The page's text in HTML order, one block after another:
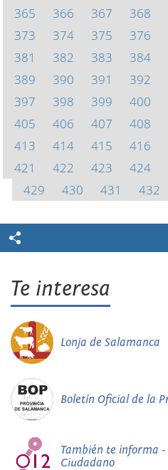
365
366 367 368
373
374 375 376
381
382 383 384
389
390 391 392
397
398 399 400
405
406 407 408
413
414 415 416
421
422 423 424
429
430 431 432
Te interesa
Lonja de Salamanca
Boletín Oficial de la
También te informa -
Ciudadano